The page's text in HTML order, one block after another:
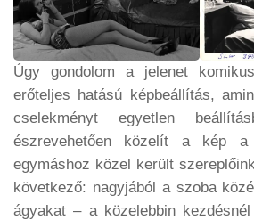
Úgy gondolom a jelenet
erőteljes hatású képbeállítás,
cselekményt egyetlen
észrevehetően közelít a kép
egymáshoz közel került
következő: nagyjából a szoba
ágyakat – a közelebbin